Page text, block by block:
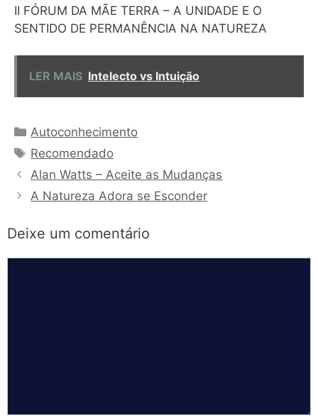
II FÓRUM DA MÃE TERRA – A UNIDADE E O
SENTIDO DE PERMANÊNCIA NA NATUREZA
LER MAIS Intelecto vs Intuição
Categorias
Autoconhecimento
Tags
Recomendado
Alan Watts – Aceite as Mudanças
A Natureza Adora se Esconder
Deixe um comentário